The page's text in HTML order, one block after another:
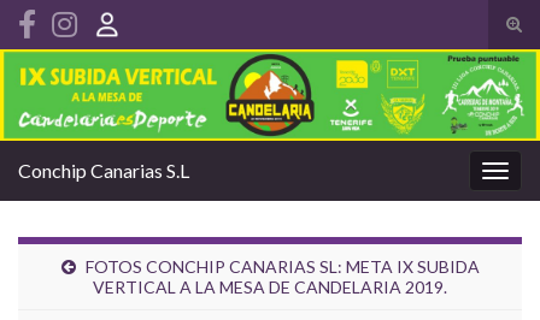
el
de
Search for:
la
Conchip Canarias S.L
FOTOS CONCHIP CANARIAS SL: META IX SUBIDA
VERTICAL A LA MESA DE CANDELARIA 2019.